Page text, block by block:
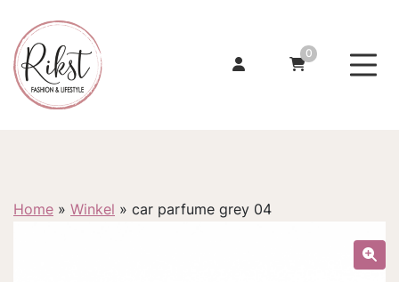
0
Home » Winkel » car parfume grey 04